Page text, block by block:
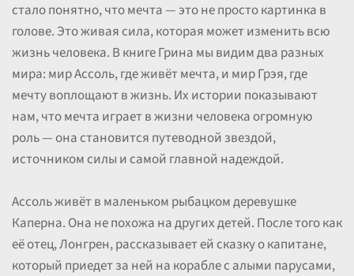
стало понятно, что мечта — это не просто картинка в
голове. Это живая сила, которая может изменить всю
жизнь человека. В книге Грина мы видим два разных
мира: мир Ассоль, где живёт мечта, и мир Грэя, где
мечту воплощают в жизнь. Их истории показывают
нам, что мечта играет в жизни человека огромную
роль — она становится путеводной звездой,
источником силы и самой главной надеждой.
Ассоль живёт в маленьком рыбацком деревушке
Каперна. Она не похожа на других детей. После того как
её отец, Лонгрен, рассказывает ей сказку о капитане,
который приедет за ней на корабле с алыми парусами,